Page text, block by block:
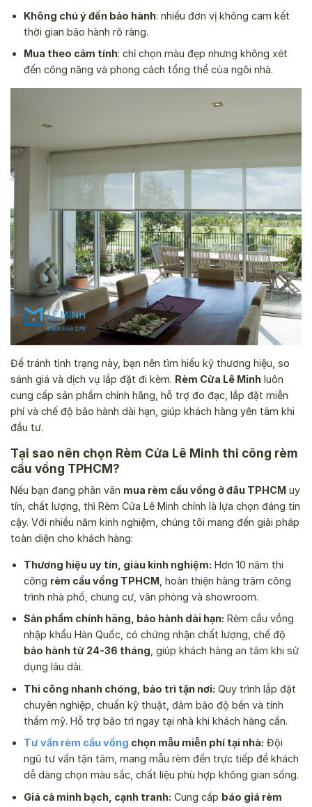
Không chú ý đến bảo hành: nhiều đơn vị không cam kết
thời gian bảo hành rõ ràng.
Mua theo cảm tính: chỉ chọn màu đẹp nhưng không xét
đến công năng và phong cách tổng thể của ngôi nhà.
Để tránh tình trạng này, bạn nên tìm hiểu kỹ thương hiệu, so
sánh giá và dịch vụ lắp đặt đi kèm. Rèm Cửa Lê Minh luôn
cung cấp sản phẩm chính hãng, hỗ trợ đo đạc, lắp đặt miễn
phí và chế độ bảo hành dài hạn, giúp khách hàng yên tâm khi
đầu tư.
Tại sao nên chọn Rèm Cửa Lê Minh thi công rèm
cầu vồng TPHCM?
Nếu bạn đang phân vân mua rèm cầu vồng ở đâu TPHCM uy
tín, chất lượng, thì Rèm Cửa Lê Minh chính là lựa chọn đáng tin
cậy. Với nhiều năm kinh nghiệm, chúng tôi mang đến giải pháp
toàn diện cho khách hàng:
Thương hiệu uy tín, giàu kinh nghiệm: Hơn 10 năm thi
công rèm cầu vồng TPHCM, hoàn thiện hàng trăm công
trình nhà phố, chung cư, văn phòng và showroom.
Sản phẩm chính hãng, bảo hành dài hạn: Rèm cầu vồng
nhập khẩu Hàn Quốc, có chứng nhận chất lượng, chế độ
bảo hành từ 24-36 tháng , giúp khách hàng an tâm khi sử
dụng lâu dài.
Thi công nhanh chóng, bảo trì tận nơi: Quy trình lắp đặt
chuyên nghiệp, chuẩn kỹ thuật, đảm bảo độ bền và tính
thẩm mỹ. Hỗ trợ bảo trì ngay tại nhà khi khách hàng cần.
Tư vấn rèm cầu vồng chọn mẫu miễn phí tại nhà: Đội
ngũ tư vấn tận tâm, mang mẫu rèm đến trực tiếp để khách
dễ dàng chọn màu sắc, chất liệu phù hợp không gian sống.
Giá cả minh bạch, cạnh tranh: Cung cấp báo giá rèm